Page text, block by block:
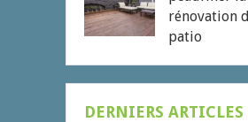
rénovation
patio
DERNIERS ARTICLES